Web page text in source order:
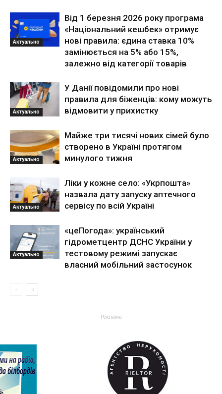
Актуально
Від 1 березня 2026 року програма
«Національний кешбек» отримує
нові правила: єдина ставка 10%
замінюється на 5% або 15%,
залежно від категорії товарів
Актуально
У Данії повідомили про нові
правила для біженців: кому можуть
відмовити у прихистку
Актуально
Майже три тисячі нових сімей було
створено в Україні протягом
минулого тижня
Актуально
Ліки у кожне село: «Укрпошта»
назвала дату запуску аптечного
сервісу по всій Україні
Актуально
«цеПогода»: український
гідрометцентр ДСНС України у
тестовому режимі запускає
власний мобільний застосунок
- Реклама -